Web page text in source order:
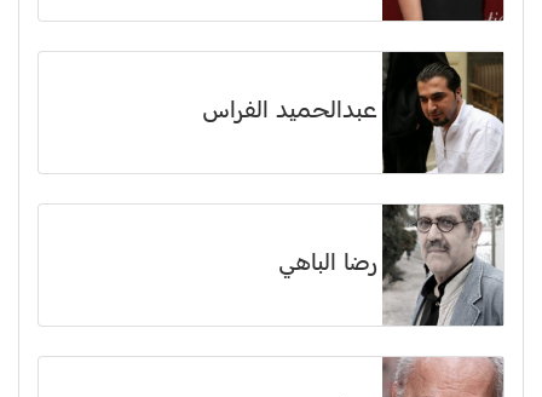
عبدالحميد الفراس
رضا الباهي